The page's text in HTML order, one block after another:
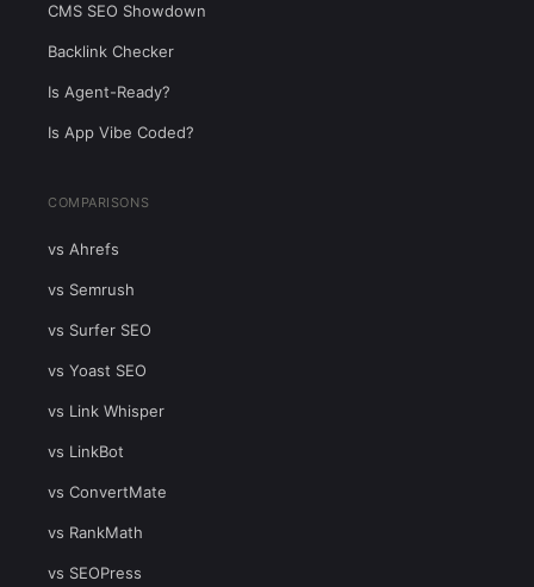
CMS SEO Showdown
Backlink Checker
Is Agent-Ready?
Is App Vibe Coded?
COMPARISONS
vs Ahrefs
vs Semrush
vs Surfer SEO
vs Yoast SEO
vs Link Whisper
vs LinkBot
vs ConvertMate
vs RankMath
vs SEOPress